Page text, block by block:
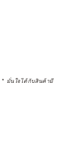
* มั่นใจได้กับสินค้ามี